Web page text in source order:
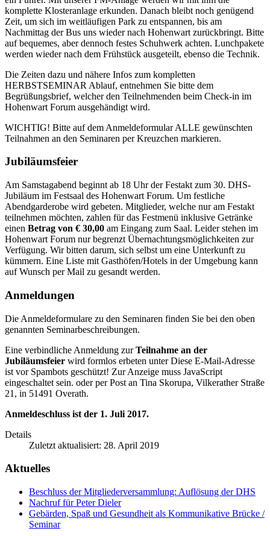
komplette Klosteranlage erkunden. Danach bleibt noch genügend
Zeit, um sich im weitläufigen Park zu entspannen, bis am
Nachmittag der Bus uns wieder nach Hohenwart zurückbringt. Bitte
auf bequemes, aber dennoch festes Schuhwerk achten. Lunchpakete
werden wieder nach dem Frühstück ausgeteilt, ebenso die Technik.
Die Zeiten dazu und nähere Infos zum kompletten
HERBSTSEMINAR Ablauf, entnehmen Sie bitte dem
Begrüßungsbrief, welcher den Teilnehmenden beim Check-in im
Hohenwart Forum ausgehändigt wird.
WICHTIG! Bitte auf dem Anmeldeformular ALLE gewünschten
Teilnahmen an den Seminaren per Kreuzchen markieren.
Jubiläumsfeier
Am Samstagabend beginnt ab 18 Uhr der Festakt zum 30. DHS-
Jubiläum im Festsaal des Hohenwart Forum. Um festliche
Abendgarderobe wird gebeten. Mitglieder, welche nur am Festakt
teilnehmen möchten, zahlen für das Festmenü inklusive Getränke
einen Betrag von € 30,00 am Eingang zum Saal. Leider stehen im
Hohenwart Forum nur begrenzt Übernachtungsmöglichkeiten zur
Verfügung. Wir bitten darum, sich selbst um eine Unterkunft zu
kümmern. Eine Liste mit Gasthöfen/Hotels in der Umgebung kann
auf Wunsch per Mail zu gesandt werden.
Anmeldungen
Die Anmeldeformulare zu den Seminaren finden Sie bei den oben
genannten Seminarbeschreibungen.
Eine verbindliche Anmeldung zurTeilnahme an der
Jubiläumsfeier wird formlos erbeten unterDiese E-Mail-Adresse
ist vor Spambots geschützt! Zur Anzeige muss JavaScript
eingeschaltet sein. oder per Post an Tina Skorupa, Vilkerather Straße
21, in 51491 Overath.
Anmeldeschluss ist der 1. Juli 2017.
Details
Zuletzt aktualisiert: 28. April 2019
Aktuelles
Beschluss der Mitgliederversammlung: Auflösung der DHS
Nachruf für Peter Dieler
Gebärden, Spaß und Gesundheit als Kommunikative Brücke /
Seminar